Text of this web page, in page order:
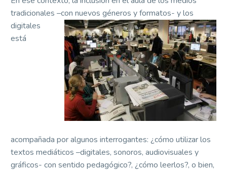
tradicionales –con nuevos géneros y formatos- y los
digitales
está
acompañada por algunos interrogantes: ¿cómo utilizar los
textos mediáticos –digitales, sonoros, audiovisuales y
gráficos- con sentido pedagógico?, ¿cómo leerlos?, o bien,